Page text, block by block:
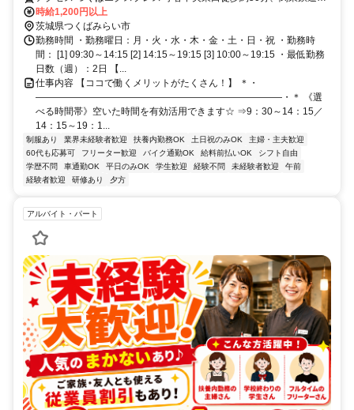
総線 守谷中央東口徒歩約50分、関東鉄道常総線 稲戸井徒歩約50分 ※
住所から自動設定しているため、MAPの位置がずれている場合がござ
います
時給1,200円以上
茨城県つくばみらい市
勤務時間 ・勤務曜日：月・火・水・木・金・土・日・祝 ・勤務時
間： [1] 09:30～14:15 [2] 14:15～19:15 [3] 10:00～19:15 ・最低勤務
日数（週）：2日 【...
仕事内容 【ココで働くメリットがたくさん！】 ＊・
――――――――――――――――――――――――――・＊ 《選
べる時間帯》空いた時間を有効活用できます☆ ⇒9：30～14：15／
14：15～19：1...
制服あり 業界未経験者歓迎 扶養内勤務OK 土日祝のみOK
主婦・主夫歓迎
60代も応募可
フリーター歓迎 バイク通勤OK 給料前払いOK
シフト自由
学歴不問
車通勤OK 平日のみOK 学生歓迎 経験不問 未経験者歓迎
午前
経験者歓迎
研修あり 夕方
アルバイト・パート